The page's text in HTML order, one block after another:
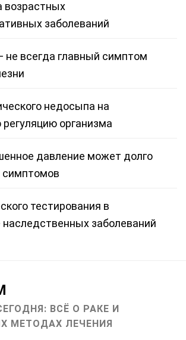
возрастных
заболеваний
не всегда главный симптом
недосыпа на
организма
давление может долго
симптомов
тестирования в
заболеваний
ВСЁ О РАКЕ И
МЕТОДАХ ЛЕЧЕНИЯ